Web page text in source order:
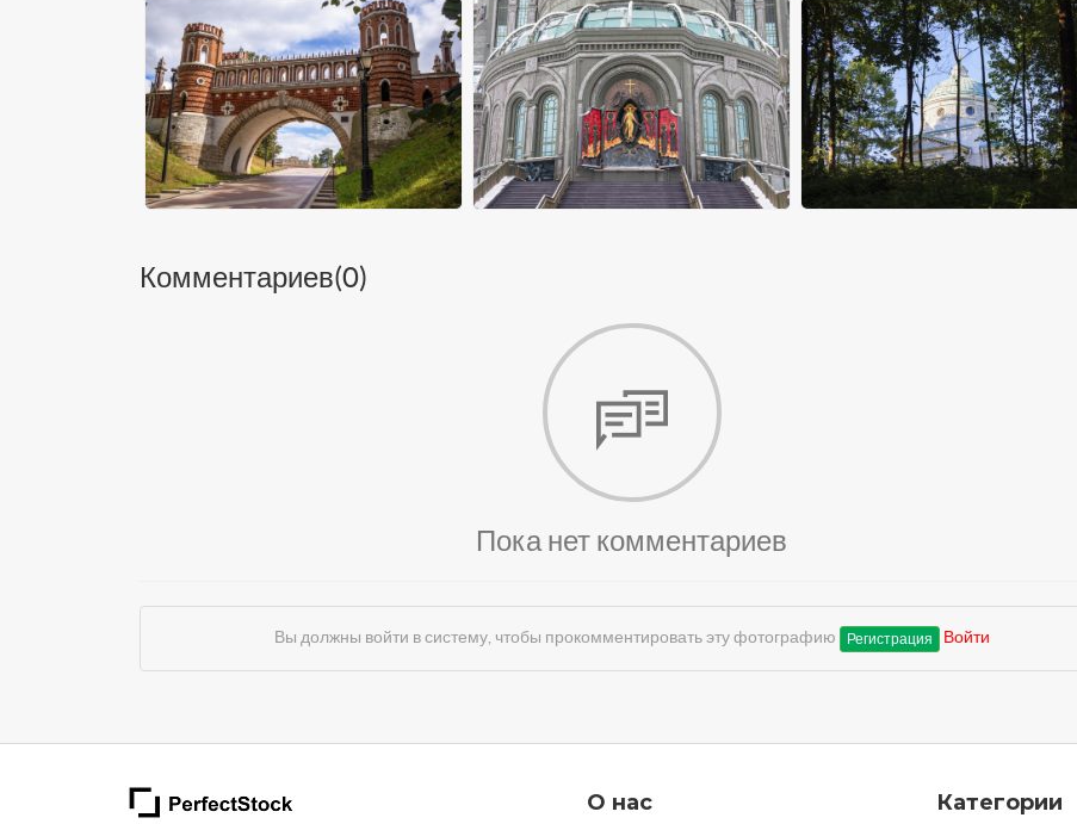
Комментариев(0)
Пока нет комментариев
Вы должны войти в систему, чтобы прокомментировать эту фотографию Регистрация Войти
О нас Категории